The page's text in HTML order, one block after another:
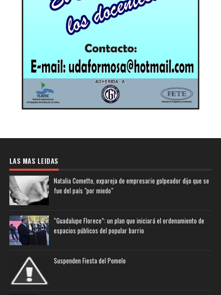
LAS MAS LEIDAS
Natalia Cometto, expareja de empresario golpeador dijo que se
fue del país "por miedo"
“Guadalupe Florece”: un plan que iniciará el ordenamiento de
espacios públicos del popular barrio
Suspenden Fiesta del Pomelo